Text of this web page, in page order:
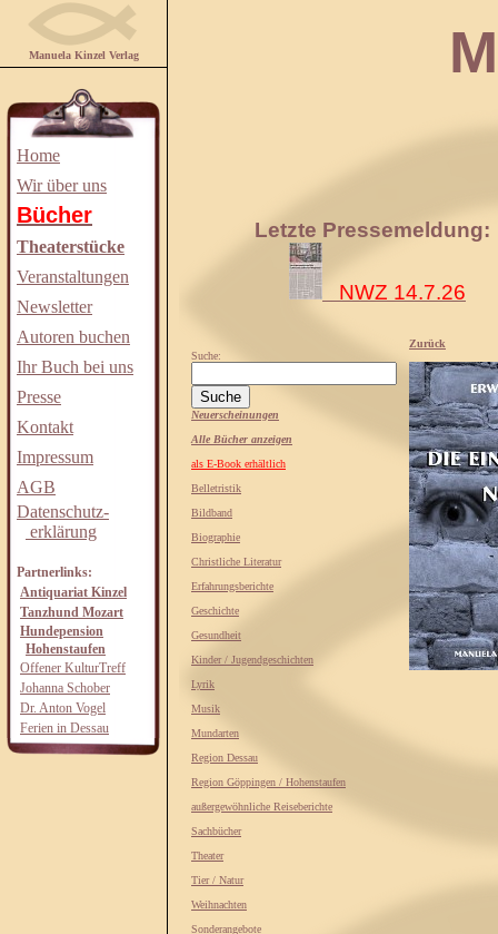
Manuela Kinzel Verlag
Home
Wir über uns
Bücher
Theaterstücke
Veranstaltungen
Newsletter
Autoren buchen
Ihr Buch bei uns
Presse
Kontakt
Impressum
AGB
Datenschutz-
erklärung
Partnerlinks:
Antiquariat Kinzel
Tanzhund Mozart
Hundepension
Hohenstaufen
Offener KulturTreff
Johanna Schober
Dr. Anton Vogel
Ferien in Dessau
Letzte Pressemeldung:
NWZ 14.7.26
Suche:
Neuerscheinungen
Alle Bücher anzeigen
als E-Book erhältlich
Belletristik
Bildband
Biographie
Christliche Literatur
Erfahrungsberichte
Geschichte
Gesundheit
Kinder / Jugendgeschichten
Lyrik
Musik
Mundarten
Region Dessau
Region Göppingen / Hohenstaufen
außergewöhnliche Reiseberichte
Sachbücher
Theater
Tier / Natur
Weihnachten
Sonderangebote
Zurück